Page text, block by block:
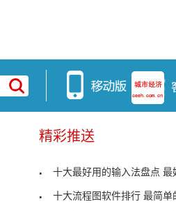
精彩推送
十大最好用的输入法盘点 最好
十大流程图软件排行 最简单的